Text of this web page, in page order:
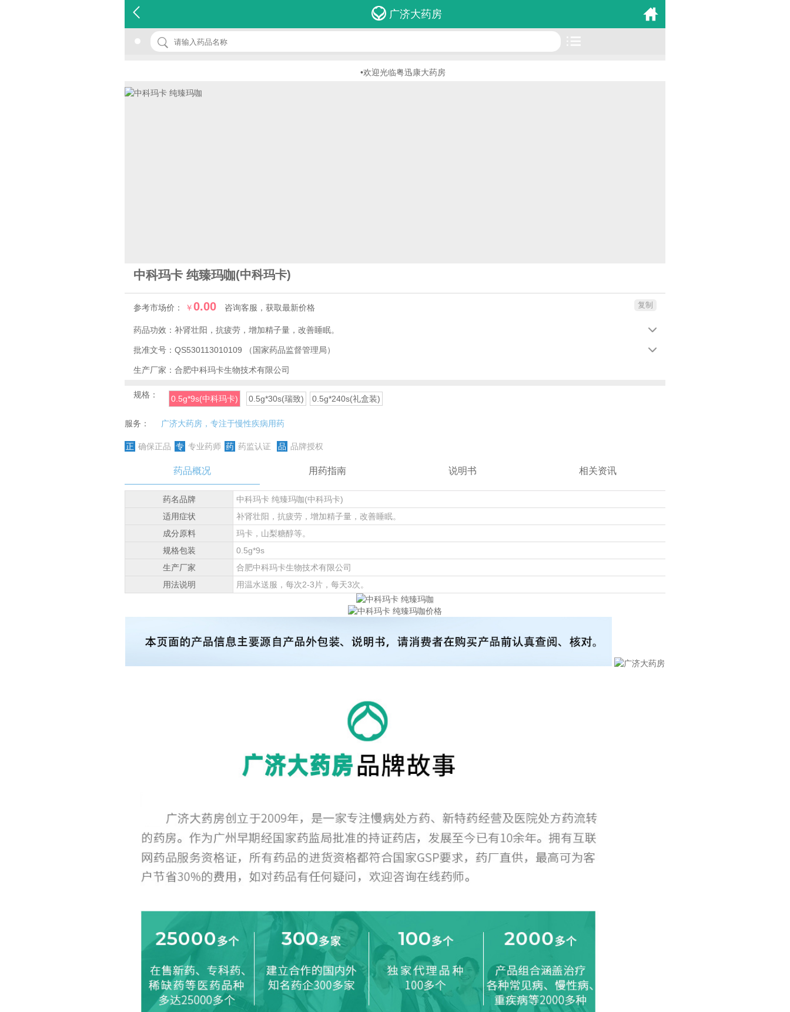
广济大药房
•欢迎光临粤迅康大药房
中科玛卡 纯臻玛咖(中科玛卡)
参考市场价： ￥0.00 咨询客服，获取最新价格 复制
药品功效： 补肾壮阳，抗疲劳，增加精子量，改善睡眠。 
批准文号： QS530113010109 （国家药品监督管理局） 
生产厂家： 合肥中科玛卡生物技术有限公司
规格： 0.5g*9s(中科玛卡) 0.5g*30s(瑞致) 0.5g*240s(礼盒装)
服务： 广济大药房，专注于慢性疾病用药
正 确保正品 专 专业药师 药 药监认证 品 品牌授权
药品概况 用药指南 说明书 相关资讯
药名品牌
中科玛卡 纯臻玛咖(中科玛卡)
适用症状
补肾壮阳，抗疲劳，增加精子量，改善睡眠。
成分原料
玛卡，山梨糖醇等。
规格包装
0.5g*9s
生产厂家
合肥中科玛卡生物技术有限公司
用法说明
用温水送服，每次2-3片，每天3次。